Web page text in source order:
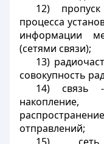
12)
процесса
информации
(сетями связи);
13)
совокупность
14) связь
отправлений;